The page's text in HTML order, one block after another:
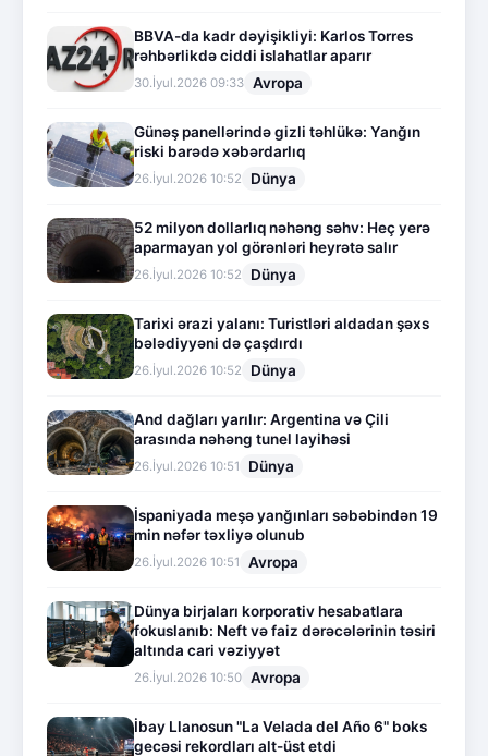
BBVA-da kadr dəyişikliyi: Karlos Torres
rəhbərlikdə ciddi islahatlar aparır
30.İyul.2026 09:33 Avropa
Günəş panellərində gizli təhlükə: Yanğın
riski barədə xəbərdarlıq
26.İyul.2026 10:52 Dünya
52 milyon dollarlıq nəhəng səhv: Heç yerə
aparmayan yol görənləri heyrətə salır
26.İyul.2026 10:52 Dünya
Tarixi ərazi yalanı: Turistləri aldadan şəxs
bələdiyyəni də çaşdırdı
26.İyul.2026 10:52 Dünya
And dağları yarılır: Argentina və Çili
arasında nəhəng tunel layihəsi
26.İyul.2026 10:51 Dünya
İspaniyada meşə yanğınları səbəbindən 19
min nəfər təxliyə olunub
26.İyul.2026 10:51 Avropa
Dünya birjaları korporativ hesabatlara
fokuslanıb: Neft və faiz dərəcələrinin təsiri
altında cari vəziyyət
26.İyul.2026 10:50 Avropa
İbay Llanosun "La Velada del Año 6" boks
gecəsi rekordları alt-üst etdi